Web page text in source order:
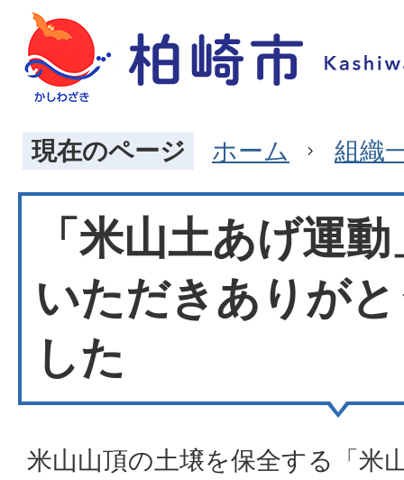
現在のページ ホーム 組織
「米山土あげ運
いただきありが
した
米山山頂の土壌を保全する「米